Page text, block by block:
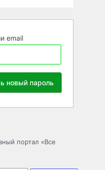
email
портал «Все